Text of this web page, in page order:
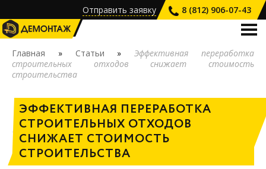
Отправить заявку 8 (812) 906-07-43
О КОМПАНИИ
УСЛУГИ
ПРАЙС-ЛИСТ
НАШИ РАБОТЫ
ВАКАНСИИ
КОНТАКТЫ
Главная » Статьи »Эффективная переработка
строительных отходов снижает стоимость
строительства
ЭФФЕКТИВНАЯ ПЕРЕРАБОТКА
СТРОИТЕЛЬНЫХ ОТХОДОВ
СНИЖАЕТ СТОИМОСТЬ
СТРОИТЕЛЬСТВА